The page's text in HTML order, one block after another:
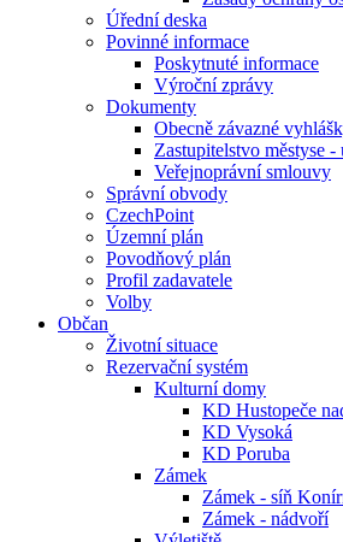
Úřední deska
Povinné informace
Poskytnuté informace
Výroční zprávy
Dokumenty
Obecně závazné
Zastupitelstvo městyse -
Veřejnoprávní smlouvy
Správní obvody
CzechPoint
Územní plán
Povodňový plán
Profil zadavatele
Volby
Občan
Životní situace
Rezervační systém
Kulturní domy
KD Hustopeče
KD Vysoká
KD Poruba
Zámek
Zámek - síň
Zámek - nádvoří